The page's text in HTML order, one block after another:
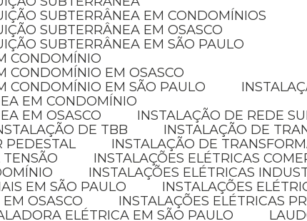
SUBTERRÂNEA EM CONDOMÍNIOS
SUBTERRÂNEA EM OSASCO
SUBTERRÂNEA EM SÃO PAULO
CONDOMÍNIO
CONDOMÍNIO EM OSASCO
CONDOMÍNIO EM SÃO PAULO
EM CONDOMÍNIO
EM OSASCO
INSTALAÇÃO DE REDE
DE TBB
INSTALAÇÃO DE
PEDESTAL
INSTALAÇÃO DE
TENSÃO
INSTALAÇÕES ELÉTRICAS
INSTALAÇÕES ELÉTRICAS
EM SÃO PAULO
INSTALAÇÕES
OSASCO
INSTALAÇÕES ELÉTRICAS
ELÉTRICA EM SÃO PAULO